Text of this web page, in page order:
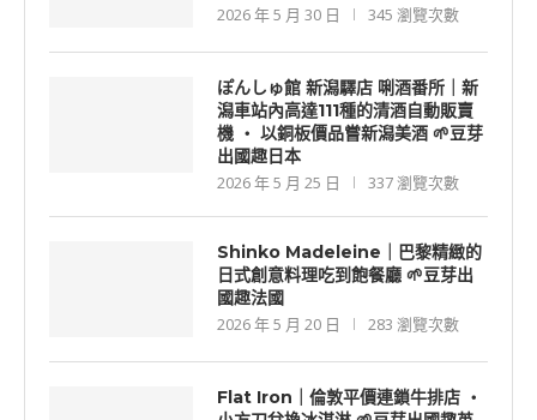
2026 年 5 月 30 日
345 瀏覽次數
ぽんしゅ館 新潟驛店 唎酒番所｜新
潟車站內高達111種的清酒自動販賣
機 ‧ 以銅板價品嘗新潟美酒 🌱豆芽
出國趣日本
2026 年 5 月 25 日
337 瀏覽次數
Shinko Madeleine｜巴黎精緻的
日式創意料理吃到飽餐廳 🌱豆芽出
國趣法國
2026 年 5 月 20 日
283 瀏覽次數
Flat Iron｜倫敦平價連鎖牛排店 ‧